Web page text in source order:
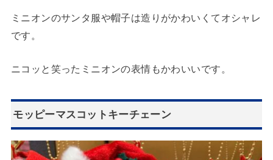
ミニオンのサンタ服や帽子は造りがかわいくてオシャレ
です。
ニコッと笑ったミニオンの表情もかわいいです。
モッピーマスコットキーチェーン